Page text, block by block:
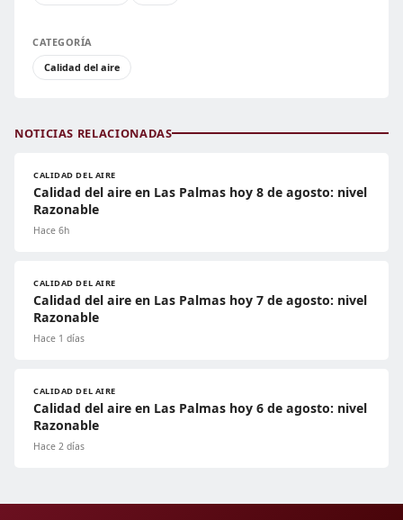
CATEGORÍA
Calidad del aire
NOTICIAS RELACIONADAS
CALIDAD DEL AIRE
Calidad del aire en Las Palmas hoy 8 de agosto: nivel
Razonable
Hace 6h
CALIDAD DEL AIRE
Calidad del aire en Las Palmas hoy 7 de agosto: nivel
Razonable
Hace 1 días
CALIDAD DEL AIRE
Calidad del aire en Las Palmas hoy 6 de agosto: nivel
Razonable
Hace 2 días